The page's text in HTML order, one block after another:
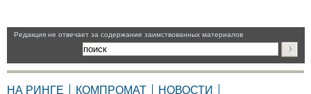
Pедакция не отвечает за содержание заимствованных материалов
НА РИНГЕ КОМПРОМАТ
НОВОСТИ